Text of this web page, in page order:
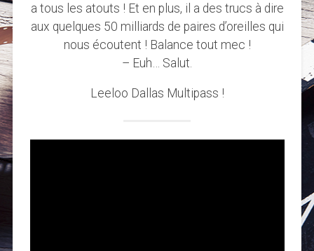
a tous les atouts ! Et en plus, il a des trucs à dire
aux quelques 50 milliards de paires d’oreilles qui
nous écoutent ! Balance tout mec !
– Euh… Salut.
Leeloo Dallas Multipass !